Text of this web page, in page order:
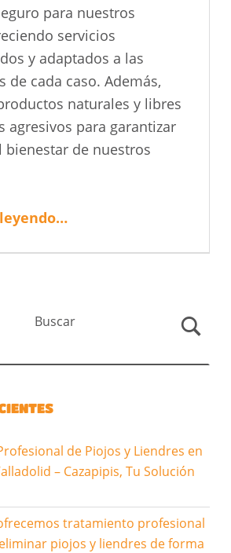
para nuestros
servicios
y adaptados a las
de cada caso. Además,
naturales y libres
agresivos para garantizar
bienestar de nuestros
…
Buscar
de Piojos y Liendres en
– Cazapipis, Tu Solución
tratamiento profesional
piojos y liendres de forma